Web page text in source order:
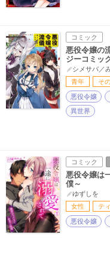
コミック
悪役令嬢の
ジーコミッ
シメサバ／みつきりこ／
青年
そ
悪役令嬢
異世界
コミック
悪役令嬢は
僕～
ゆずしを
女性
テ
悪役令嬢